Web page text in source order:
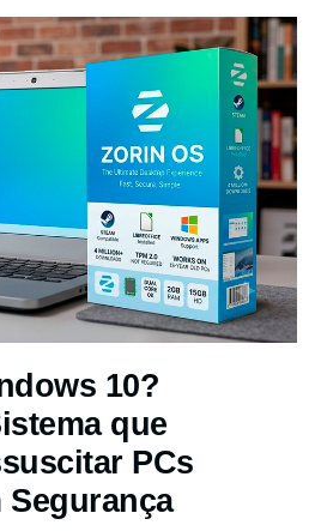
10?
que
PCs